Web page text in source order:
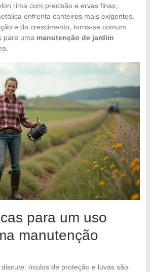
rima com precisão e ervas finas,
enfrenta canteiros mais exigentes.
e do crescimento, torna-se comum
para uma manutenção de jardim
para um uso
manutenção
óculos de proteção e luvas são